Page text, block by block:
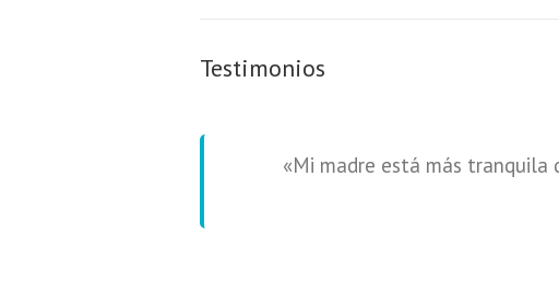
Testimonios
«Mi madre está más tranquila